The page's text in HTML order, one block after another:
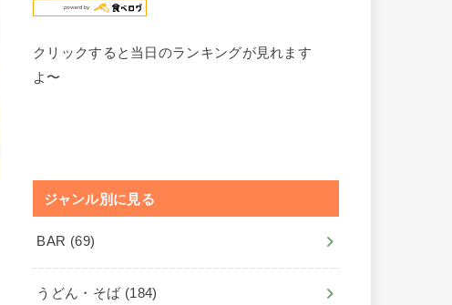
クリックすると当日のランキングが見れます
よ〜
ジャンル別に見る
BAR (69)
うどん・そば (184)